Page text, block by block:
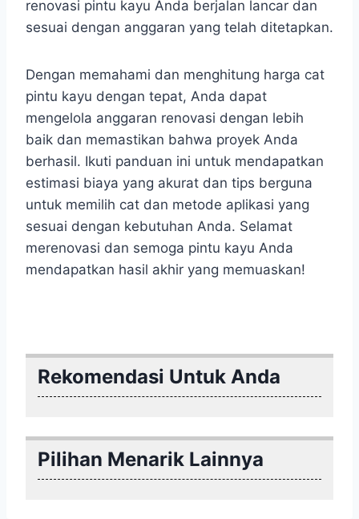
renovasi pintu kayu Anda berjalan lancar dan
sesuai dengan anggaran yang telah ditetapkan.
Dengan memahami dan menghitung harga cat
pintu kayu dengan tepat, Anda dapat
mengelola anggaran renovasi dengan lebih
baik dan memastikan bahwa proyek Anda
berhasil. Ikuti panduan ini untuk mendapatkan
estimasi biaya yang akurat dan tips berguna
untuk memilih cat dan metode aplikasi yang
sesuai dengan kebutuhan Anda. Selamat
merenovasi dan semoga pintu kayu Anda
mendapatkan hasil akhir yang memuaskan!
Rekomendasi Untuk Anda
Pilihan Menarik Lainnya